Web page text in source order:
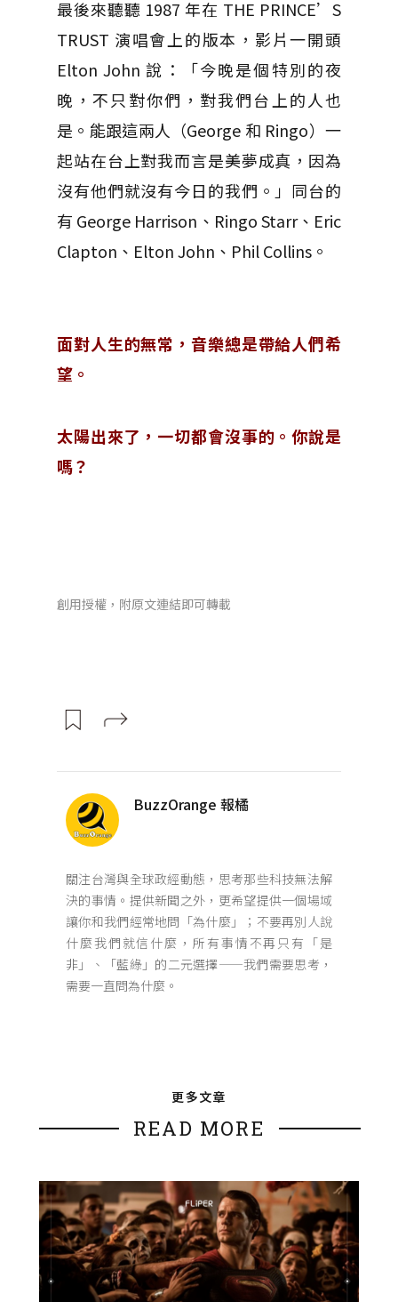
最後來聽聽 1987 年在 THE PRINCE’S
TRUST 演唱會上的版本，影片一開頭
Elton John 說：「今晚是個特別的夜
晚，不只對你們，對我們台上的人也
是。能跟這兩人（George 和 Ringo）一
起站在台上對我而言是美夢成真，因為
沒有他們就沒有今日的我們。」同台的
有 George Harrison、Ringo Starr、Eric
Clapton、Elton John、Phil Collins。
面對人生的無常，音樂總是帶給人們希
望。
太陽出來了，一切都會沒事的。你說是
嗎？
創用授權，附原文連結即可轉載
BuzzOrange 報橘
關注台灣與全球政經動態，思考那些科技無法解
決的事情。提供新聞之外，更希望提供一個場域
讓你和我們經常地問「為什麼」；不要再別人說
什麼我們就信什麼，所有事情不再只有「是
非」、「藍綠」的二元選擇——我們需要思考，
需要一直問為什麼。
更多文章
READ MORE